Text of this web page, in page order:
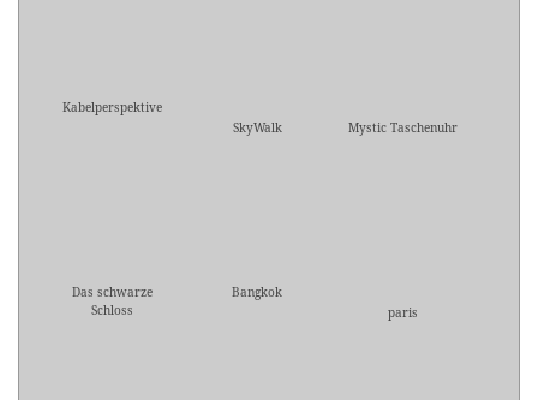
Kabelperspektive
SkyWalk
Mystic Taschenuhr
Das schwarze
Schloss
Bangkok
paris